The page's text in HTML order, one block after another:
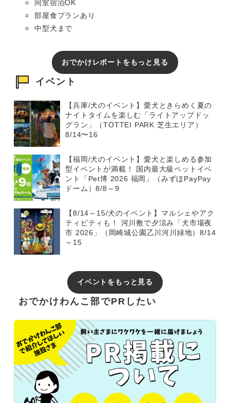
同室宿泊OK
部屋食プランあり
中型犬まで
おでかけレポートをもっと見る
イベント
【兵庫/犬のイベント】愛犬ときらめく夏の
ナイトタイムを楽しむ「ライトアップドッ
グラン」（TOTTEI PARK 芝生エリア）
8/14〜16
【福岡/犬のイベント】愛犬と楽しめる参加
型イベントが満載！ 国内最大級ペットイベ
ント「Pet博 2026 福岡」（みずほPayPay
ドーム）8/8～9
【8/14～15/犬のイベント】マルシェやアク
ティビティも！ 河川敷で夕涼み「犬市場夜
市 2026」（岡崎城公園乙川河川緑地）8/14
～15
イベントをもっと見る
おでかけわんこ部でPRしたい